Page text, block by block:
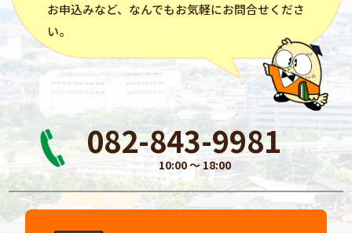
お申込みなど、なんでもお気軽にお問合せくださ
い。
082-843-9981
10:00 〜 18:00